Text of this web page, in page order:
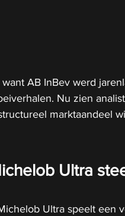
AB InBev werd
Nu zien
marktaandeel
Ultra
Ultra speelt een